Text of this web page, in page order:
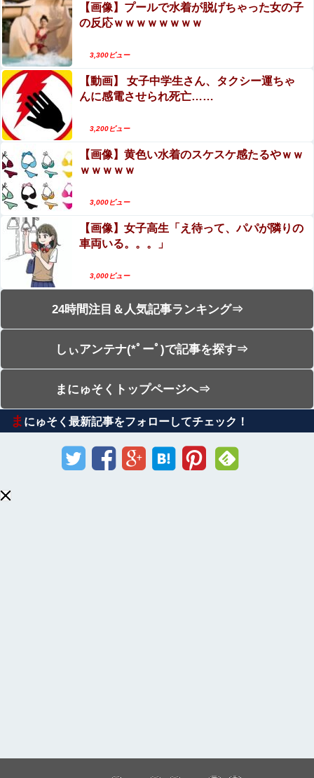
【画像】プールで水着が脱げちゃった女の子
の反応ｗｗｗｗｗｗｗｗ
3,300ビュー
【動画】 女子中学生さん、タクシー運ちゃ
んに感電させられ死亡……
3,200ビュー
【画像】黄色い水着のスケスケ感たるやｗｗ
ｗｗｗｗｗ
3,000ビュー
【画像】女子高生「え待って、パパが隣りの
車両いる。。。」
3,000ビュー
24時間注目＆人気記事ランキング⇒
しぃアンテナ(*ﾟーﾟ)で記事を探す⇒
まにゅそくトップページへ⇒
ま にゅそく最新記事をフォローしてチェック！